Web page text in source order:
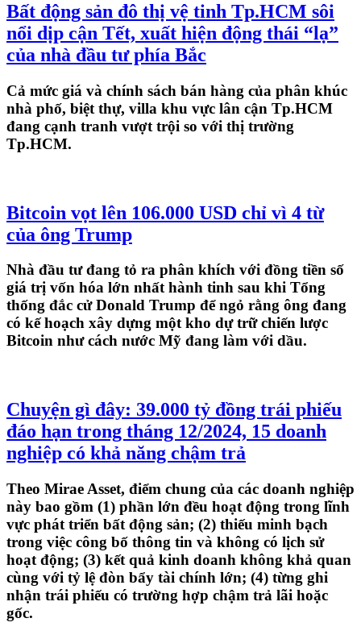
Bất động sản đô thị vệ tinh Tp.HCM sôi
nổi dịp cận Tết, xuất hiện động thái “lạ”
của nhà đầu tư phía Bắc
Cả mức giá và chính sách bán hàng của phân khúc
nhà phố, biệt thự, villa khu vực lân cận Tp.HCM
đang cạnh tranh vượt trội so với thị trường
Tp.HCM.
Bitcoin vọt lên 106.000 USD chỉ vì 4 từ
của ông Trump
Nhà đầu tư đang tỏ ra phân khích với đồng tiền số
giá trị vốn hóa lớn nhất hành tinh sau khi Tổng
thống đắc cử Donald Trump để ngỏ rằng ông đang
có kế hoạch xây dựng một kho dự trữ chiến lược
Bitcoin như cách nước Mỹ đang làm với dầu.
Chuyện gì đây: 39.000 tỷ đồng trái phiếu
đáo hạn trong tháng 12/2024, 15 doanh
nghiệp có khả năng chậm trả
Theo Mirae Asset, điểm chung của các doanh nghiệp
này bao gồm (1) phần lớn đều hoạt động trong lĩnh
vực phát triển bất động sản; (2) thiếu minh bạch
trong việc công bố thông tin và không có lịch sử
hoạt động; (3) kết quả kinh doanh không khả quan
cùng với tỷ lệ đòn bẩy tài chính lớn; (4) từng ghi
nhận trái phiếu có trường hợp chậm trả lãi hoặc
gốc.